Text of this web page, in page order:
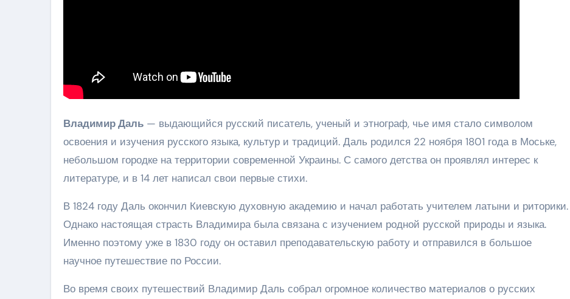
Владимир Даль — выдающийся русский писатель, ученый и этнограф, чье имя стало символом
освоения и изучения русского языка, культур и традиций. Даль родился 22 ноября 1801 года в Моське,
небольшом городке на территории современной Украины. С самого детства он проявлял интерес к
литературе, и в 14 лет написал свои первые стихи.
В 1824 году Даль окончил Киевскую духовную академию и начал работать учителем латыни и риторики.
Однако настоящая страсть Владимира была связана с изучением родной русской природы и языка.
Именно поэтому уже в 1830 году он оставил преподавательскую работу и отправился в большое
научное путешествие по России.
Во время своих путешествий Владимир Даль собрал огромное количество материалов о русских